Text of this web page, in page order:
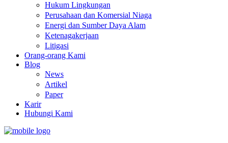
Hukum Lingkungan
Perusahaan dan Komersial Niaga
Energi dan Sumber Daya Alam
Ketenagakerjaan
Litigasi
Orang-orang Kami
Blog
News
Artikel
Paper
Karir
Hubungi Kami